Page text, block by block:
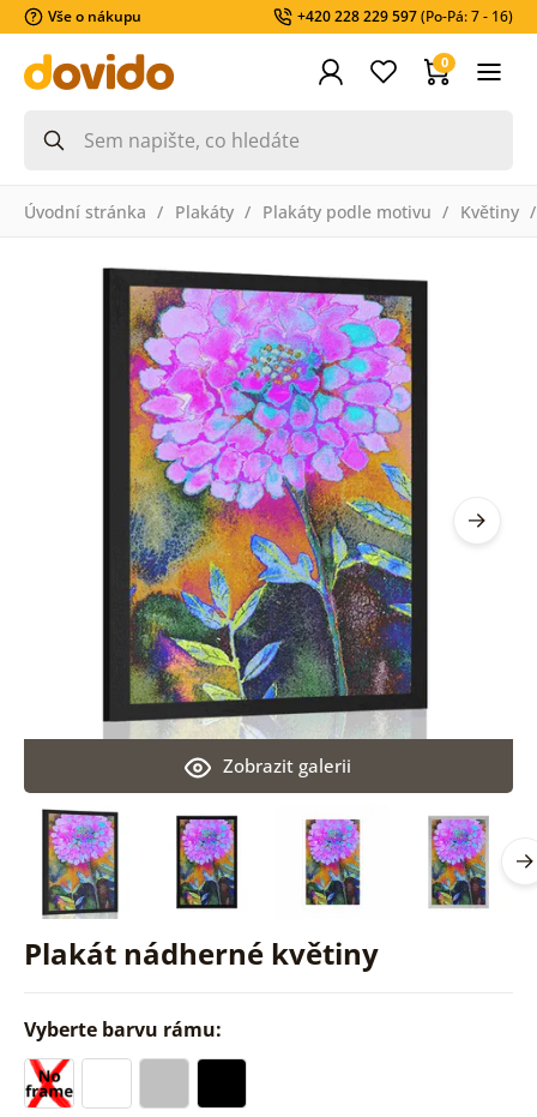
Vše o nákupu +420 228 229 597(Po-Pá: 7 - 16)
0
Úvodní stránka Plakáty Plakáty podle motivu Květiny
Plakát nádherné květiny
Zobrazit galerii
Vyberte barvu rámu: